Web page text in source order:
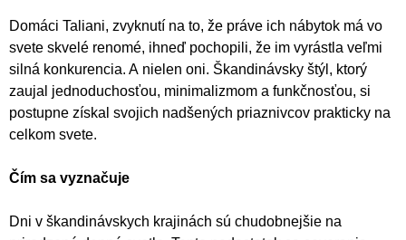
Domáci Taliani, zvyknutí na to, že práve ich nábytok má vo
svete skvelé renomé, ihneď pochopili, že im vyrástla veľmi
silná konkurencia. A nielen oni. Škandinávsky štýl, ktorý
zaujal jednoduchosťou, minimalizmom a funkčnosťou, si
postupne získal svojich nadšených priaznivcov prakticky na
celkom svete.
Čím sa vyznačuje
Dni v škandinávskych krajinách sú chudobnejšie na